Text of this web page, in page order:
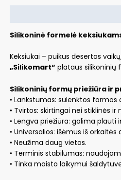
Silikoninė formelė
Keksiukai – puikus desertas
„Silikomart“ plataus silikoninių
Silikoninių formų priežiūra ir
• Lankstumas: sulenktos
• Tvirtos: skirtingai nei stiklinės
• Lengva priežiūra: galima plauti
• Universalios: išėmus iš
• Neužima daug vietos.
• Terminis stabilumas:
• Tinka maisto laikymui